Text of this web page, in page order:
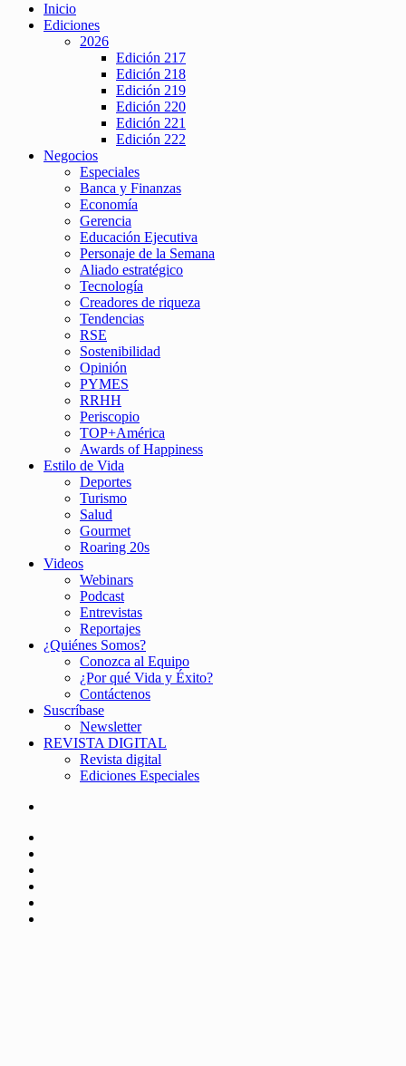
Inicio
Ediciones
2026
Edición 217
Edición 218
Edición 219
Edición 220
Edición 221
Edición 222
Negocios
Especiales
Banca y Finanzas
Economía
Gerencia
Educación Ejecutiva
Personaje de la Semana
Aliado estratégico
Tecnología
Creadores de riqueza
Tendencias
RSE
Sostenibilidad
Opinión
PYMES
RRHH
Periscopio
TOP+América
Awards of Happiness
Estilo de Vida
Deportes
Turismo
Salud
Gourmet
Roaring 20s
Videos
Webinars
Podcast
Entrevistas
Reportajes
¿Quiénes Somos?
Conozca al Equipo
¿Por qué Vida y Éxito?
Contáctenos
Suscríbase
Newsletter
REVISTA DIGITAL
Revista digital
Ediciones Especiales